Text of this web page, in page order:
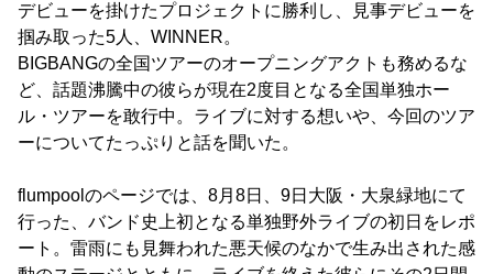
デビューを掛けたプロジェクトに勝利し、見事デビューを
掴み取った5人、WINNER。
BIGBANGの全国ツアーのオープニングアクトも務めるな
ど、話題沸騰中の彼らが現在2度目となる全国単独ホー
ル・ツアーを敢行中。ライブに対する想いや、今回のツア
ーについてたっぷりと話を聞いた。
flumpoolのページでは、8月8日、9日大阪・大泉緑地にて
行った、バンド史上初となる単独野外ライブの初日をレポ
ート。雷雨にも見舞われた悪天候のなかで生み出された感